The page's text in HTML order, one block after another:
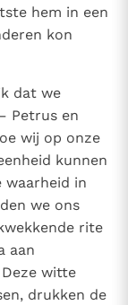
hem in een
kon
dat we
Petrus en
wij op onze
kunnen
waarheid in
we ons
rite
aan
witte
drukken de